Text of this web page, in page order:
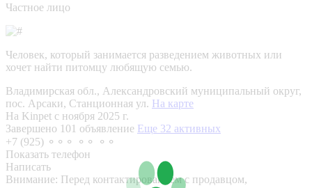
Частное лицо
Человек, который занимается разведением животных или
хочет найти питомцу любящую семью.
Владимирская обл., Александровский муниципальный округ,
пос. Арсаки, Станционная ул. На карте
На Kinpet c ноября 2025 г.
Завершено 101 объявление Еще 32 активных
+7 (925) ⚬⚬⚬ ⚬⚬ ⚬⚬
Показать телефон
Написать
Внимание: Перед контактированием с продавцом,